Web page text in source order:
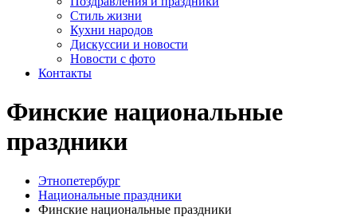
Cтиль жизни
Кухни народов
Дискуссии и новости
Новости с фото
Контакты
Финские национальные
праздники
Этнопетербург
Национальные праздники
Финские национальные праздники